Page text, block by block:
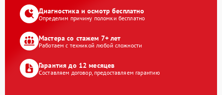
Диагностика и осмотр бесплатно
Определим причину поломки бесплатно
Мастера со стажем 7+ лет
Работаем с техникой любой сложности
Гарантия до 12 месяцев
Составляем договор, предоставляем гарантию